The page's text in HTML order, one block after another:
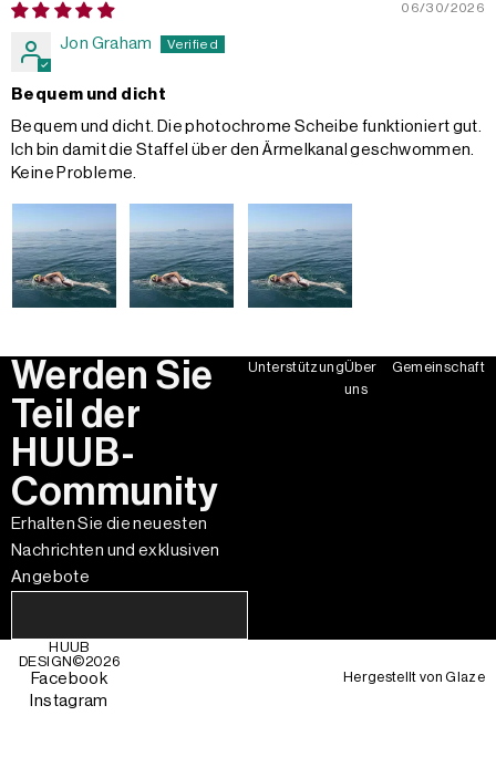
06/30/2026
Jon Graham
Bequem und dicht
Bequem und dicht. Die photochrome Scheibe funktioniert gut.
Ich bin damit die Staffel über den Ärmelkanal geschwommen.
Keine Probleme.
Werden Sie
Teil der
HUUB-
Community
Erhalten Sie die neuesten
Nachrichten und exklusiven
Angebote
UnterstützungÜber
uns
Gemeinschaft
HUUB
DESIGN©2026
Facebook
Instagram
Hergestellt vonGlaze